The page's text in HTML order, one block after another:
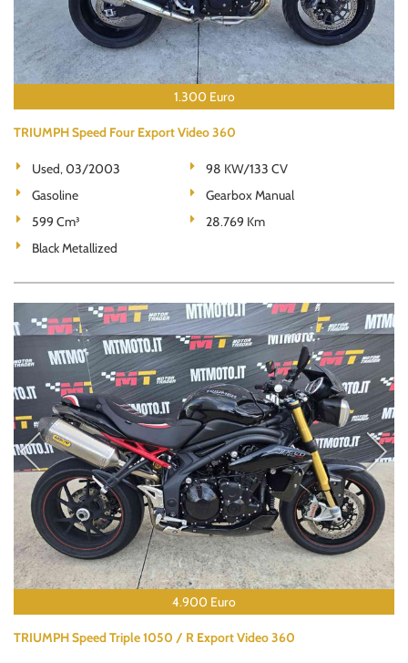
1.300 Euro
TRIUMPH Speed Four Export Video 360
Used, 03/2003
98 KW/133 CV
Gasoline
Gearbox Manual
599 Cm³
28.769 Km
Black Metallized
4.900 Euro
TRIUMPH Speed Triple 1050 / R Export Video 360